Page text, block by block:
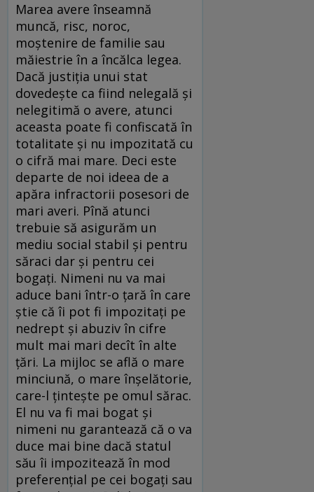
Marea avere înseamnă
muncă, risc, noroc,
moştenire de familie sau
măiestrie în a încălca legea.
Dacă justiţia unui stat
dovedeşte ca fiind nelegală şi
nelegitimă o avere, atunci
aceasta poate fi confiscată în
totalitate şi nu impozitată cu
o cifră mai mare. Deci este
departe de noi ideea de a
apăra infractorii posesori de
mari averi. Pînă atunci
trebuie să asigurăm un
mediu social stabil şi pentru
săraci dar şi pentru cei
bogaţi. Nimeni nu va mai
aduce bani într-o ţară în care
ştie că îi pot fi impozitaţi pe
nedrept şi abuziv în cifre
mult mai mari decît în alte
ţări. La mijloc se află o mare
minciună, o mare înşelătorie,
care-l ţinteşte pe omul sărac.
El nu va fi mai bogat şi
nimeni nu garantează că o va
duce mai bine dacă statul
său îi impozitează în mod
preferenţial pe cei bogaţi sau